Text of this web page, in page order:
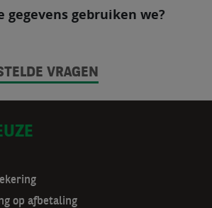
gegevens gebruiken we?
VRAGEN
op afbetaling